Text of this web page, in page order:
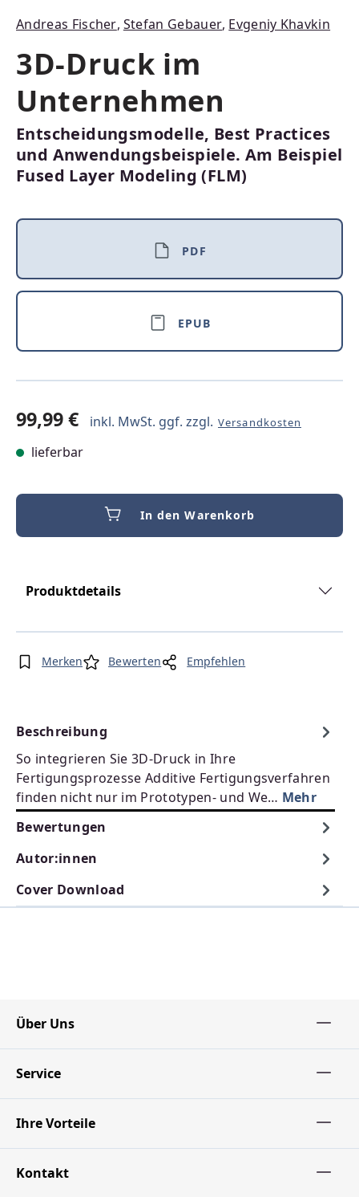
Andreas Fischer, Stefan Gebauer, Evgeniy Khavkin
3D-Druck im
Unternehmen
Entscheidungsmodelle, Best Practices
und Anwendungsbeispiele. Am Beispiel
Fused Layer Modeling (FLM)
PDF
EPUB
99,99 € inkl. MwSt. ggf. zzgl. Versandkosten
lieferbar
In den Warenkorb
Produktdetails
Merken Bewerten Empfehlen
Beschreibung
So integrieren Sie 3D-Druck in Ihre
Fertigungsprozesse Additive Fertigungsverfahren
finden nicht nur im Prototypen- und We… Mehr
Bewertungen
Autor:innen
Cover Download
Über Uns
Service
Ihre Vorteile
Kontakt